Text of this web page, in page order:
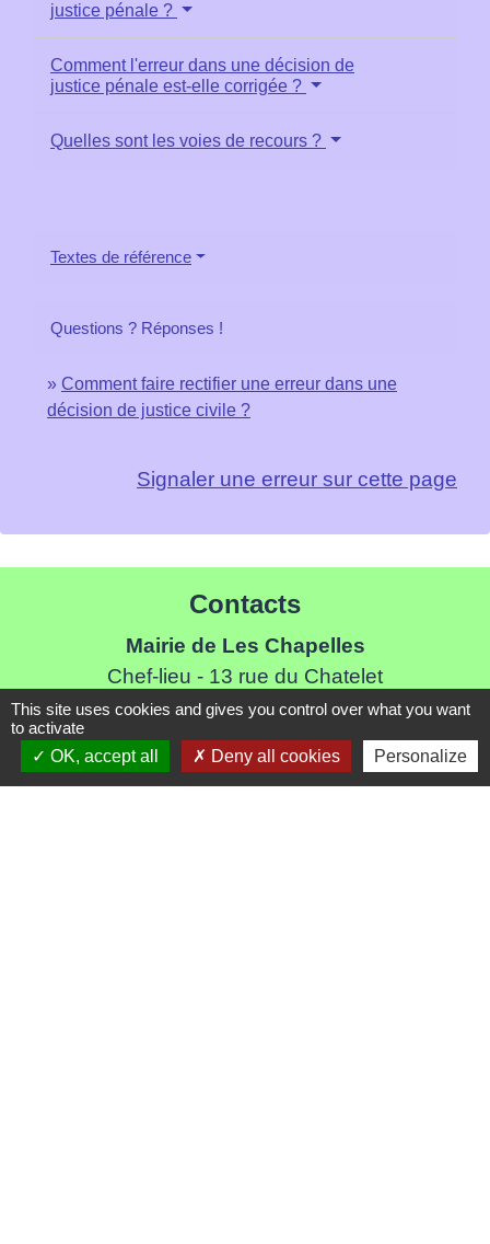
justice pénale ?
Comment l'erreur dans une décision de
justice pénale est-elle corrigée ?
Quelles sont les voies de recours ?
Textes de référence
Questions ? Réponses !
Comment faire rectifier une erreur dans une
décision de justice civile ?
Signaler une erreur sur cette page
Contacts
Mairie de Les Chapelles
Chef-lieu - 13 rue du Chatelet
73700 Les Chapelles - FRANCE
+33 7 89 22 08 48
Contact par formulaire
This site uses cookies and gives you control over what you want
to activate
OK, accept all
Deny all cookies Personalize